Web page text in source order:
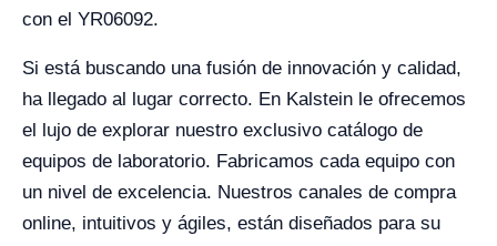
con el YR06092.
Si está buscando una fusión de innovación y calidad,
ha llegado al lugar correcto. En Kalstein le ofrecemos
el lujo de explorar nuestro exclusivo catálogo de
equipos de laboratorio. Fabricamos cada equipo con
un nivel de excelencia. Nuestros canales de compra
online, intuitivos y ágiles, están diseñados para su